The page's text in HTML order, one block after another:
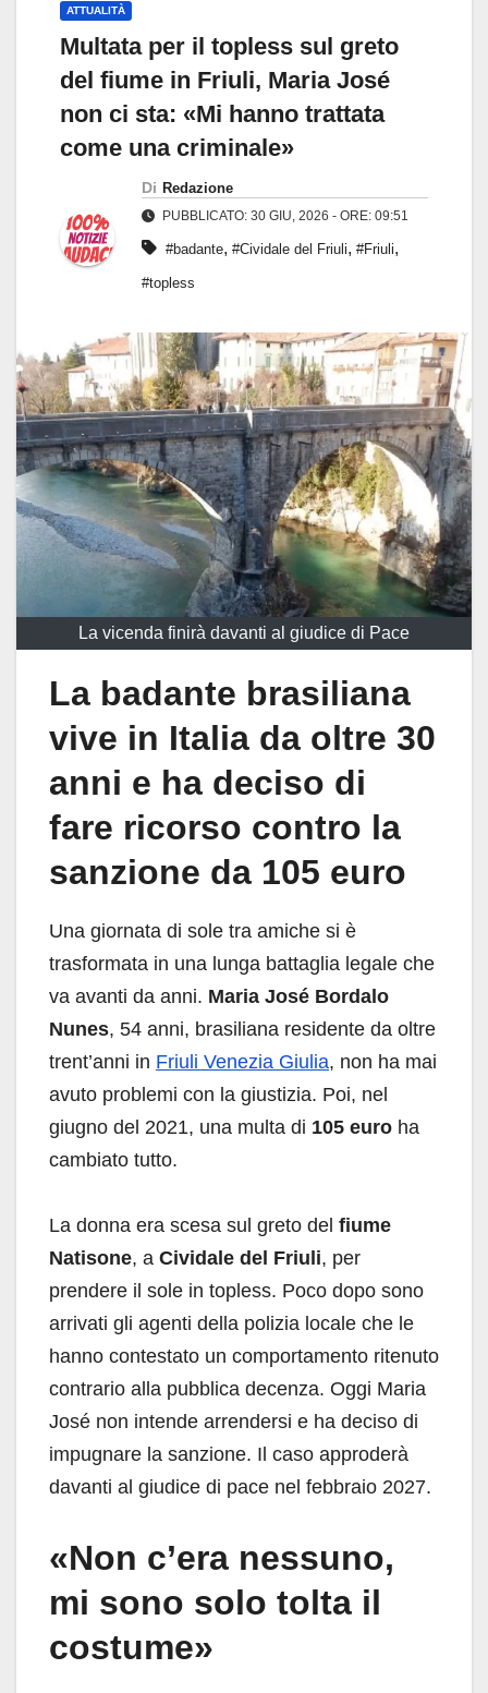
ATTUALITÀ
Multata per il topless sul greto
del fiume in Friuli, Maria José
non ci sta: «Mi hanno trattata
come una criminale»
Di Redazione
PUBBLICATO: 30 GIU, 2026 - ORE: 09:51
#badante, #Cividale del Friuli, #Friuli,
#topless
La vicenda finirà davanti al giudice di Pace
La badante brasiliana
vive in Italia da oltre 30
anni e ha deciso di
fare ricorso contro la
sanzione da 105 euro
Una giornata di sole tra amiche si è
trasformata in una lunga battaglia legale che
va avanti da anni. Maria José Bordalo
Nunes, 54 anni, brasiliana residente da oltre
trent’anni in Friuli Venezia Giulia, non ha mai
avuto problemi con la giustizia. Poi, nel
giugno del 2021, una multa di 105 euro ha
cambiato tutto.
La donna era scesa sul greto del fiume
Natisone, a Cividale del Friuli, per
prendere il sole in topless. Poco dopo sono
arrivati gli agenti della polizia locale che le
hanno contestato un comportamento ritenuto
contrario alla pubblica decenza. Oggi Maria
José non intende arrendersi e ha deciso di
impugnare la sanzione. Il caso approderà
davanti al giudice di pace nel febbraio 2027.
«Non c’era nessuno,
mi sono solo tolta il
costume»